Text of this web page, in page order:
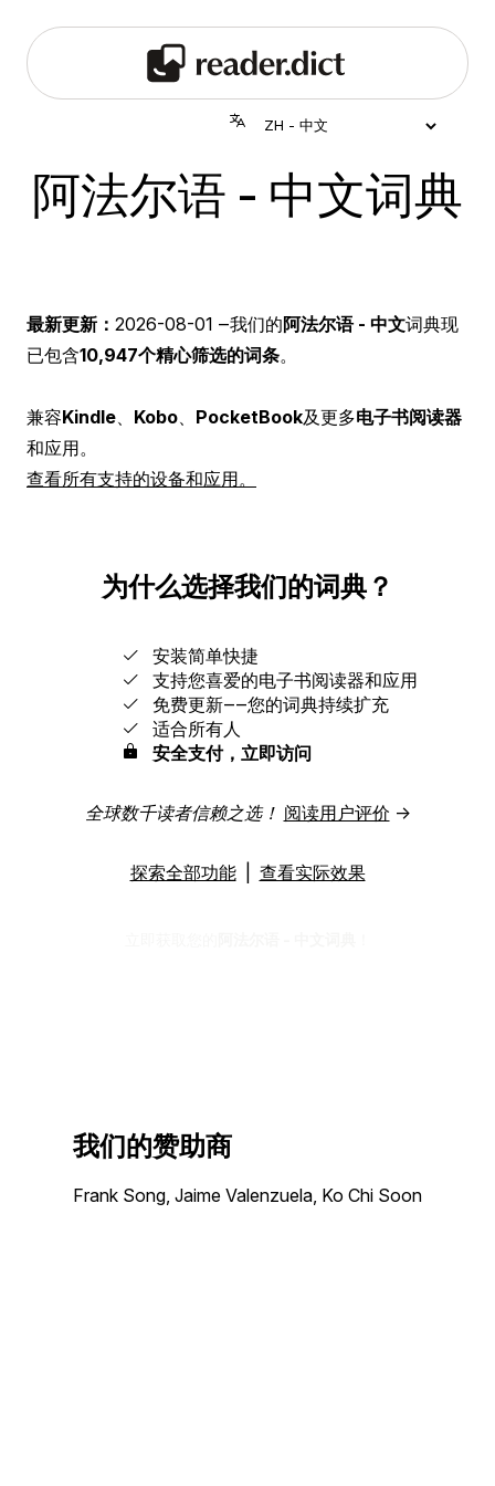
阿法尔语 - 中文词典
最新更新： 2026-08-01 ‒我们的阿法尔语 - 中文词典现
已包含10,947个精心筛选的词条。
兼容Kindle Kobo PocketBook及更多电子书阅读器
和应用。
查看所有支持的设备和应用。
为什么选择我们的词典？
安装简单快捷
支持您喜爱的电子书阅读器和应用
免费更新‒‒您的词典持续扩充
适合所有人
安全支付，立即访问
全球数千读者信赖之选！ 阅读用户评价 →
探索全部功能| 查看实际效果
我们的赞助商
Frank Song, Jaime Valenzuela, Ko Chi Soon